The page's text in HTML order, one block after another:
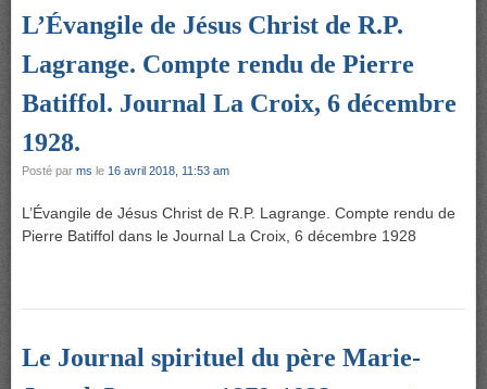
L’Évangile de Jésus Christ de R.P.
Lagrange. Compte rendu de Pierre
Batiffol. Journal La Croix, 6 décembre
1928.
Posté par ms le 16 avril 2018, 11:53 am
L’Évangile de Jésus Christ de R.P. Lagrange. Compte rendu de
Pierre Batiffol dans le Journal La Croix, 6 décembre 1928
Le Journal spirituel du père Marie-